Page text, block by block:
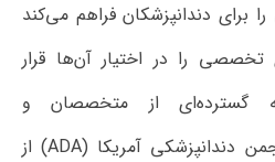
برای دندانپزشکان فراهم می‌کند
تخصصی را در اختیار آن‌ها قرار
گسترده‌ای از متخصصان و
سازمان‌های بزرگی مانند انجمن دندانپزشکی آمریکا (ADA) از